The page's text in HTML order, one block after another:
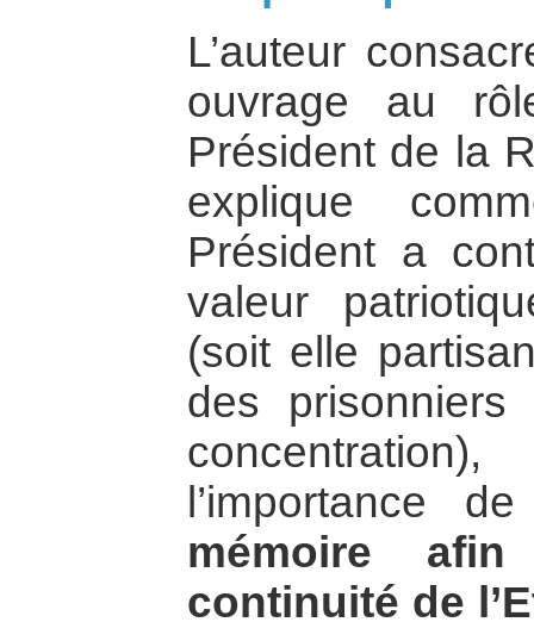
L’auteur
ouvrage au
Président de la
explique
Président a
valeur
(soit elle
des
l’importance
mémoire
continuité de